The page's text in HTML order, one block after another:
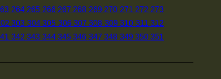
264 265 266 267 268 269 270 271 272 273
303 304 305 306 307 308 309 310 311 312
342 343 344 345 346 347 348 349 350 351